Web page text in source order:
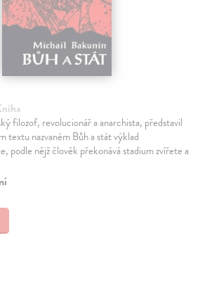
filozof, revolucionář a anarchista, představil
textu nazvaném Bůh a stát výklad
podle nějž člověk překonává stadium zvířete a